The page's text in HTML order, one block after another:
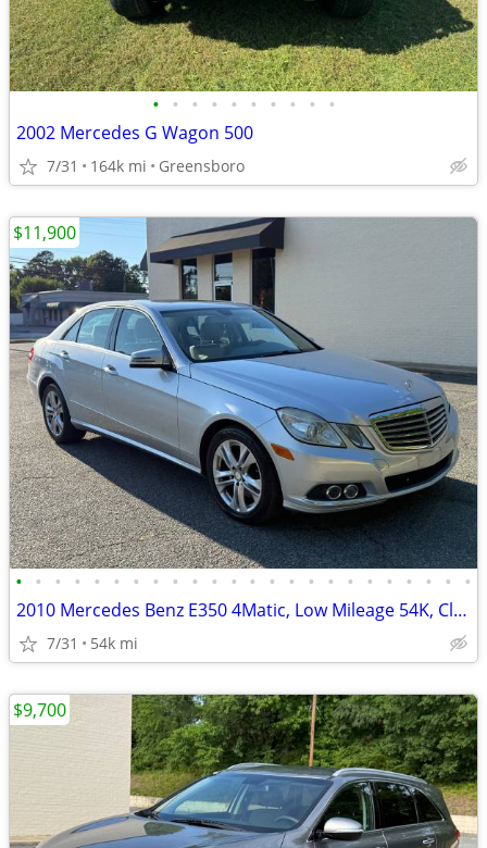
• • • • • • • • • •
2002 Mercedes G Wagon 500
7/31 164k mi Greensboro
• • • • • • • • • • • • • • • • • • • • • • • •
2010 Mercedes Benz E350 4Matic, Low Mileage 54K, Clean Title
7/31 54k mi
$11,900
$9,700